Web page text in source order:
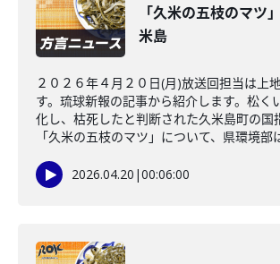
「久米の五枝のマ
米島
２０２６年４月２０日(月)放送回担当は上
す。琉球新報の記事から紹介します。松く
化し、枯死したと判断された久米島町の国
「久米の五枝のマツ」について、県環境部
2026.04.20 |00:06:00